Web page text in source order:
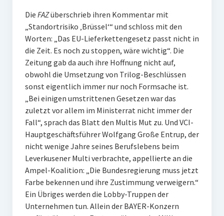
Die FAZüberschrieb ihren Kommentar mit
„Standortrisiko ‚Brüssel‘“ und schloss mit den
Worten: „Das EU-Lieferkettengesetz passt nicht in
die Zeit. Es noch zu stoppen, wäre wichtig“. Die
Zeitung gab da auch ihre Hoffnung nicht auf,
obwohl die Umsetzung von Trilog-Beschlüssen
sonst eigentlich immer nur noch Formsache ist.
„Bei einigen umstrittenen Gesetzen war das
zuletzt vor allem im Ministerrat nicht immer der
Fall“, sprach das Blatt den Multis Mut zu. Und VCI-
Hauptgeschäftsführer Wolfgang Große Entrup, der
nicht wenige Jahre seines Berufslebens beim
Leverkusener Multi verbrachte, appellierte an die
Ampel-Koalition: „Die Bundesregierung muss jetzt
Farbe bekennen und ihre Zustimmung verweigern.“
Ein Übriges werden die Lobby-Truppen der
Unternehmen tun. Allein der BAYER-Konzern